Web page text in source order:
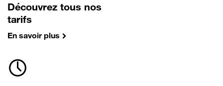
Découvrez tous nos
tarifs
En savoir plus